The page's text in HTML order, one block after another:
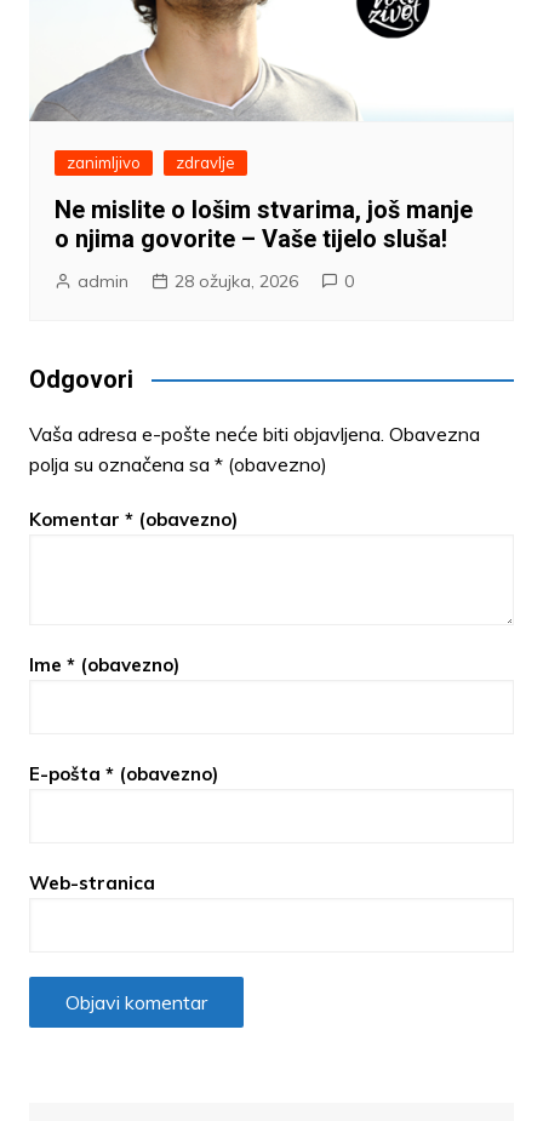
zanimljivo zdravlje
Ne mislite o lošim stvarima, još manje
o njima govorite – Vaše tijelo sluša!
admin 28 ožujka, 2026 0
Odgovori
Vaša adresa e-pošte neće biti objavljena. Obavezna
polja su označena sa * (obavezno)
Komentar * (obavezno)
Ime * (obavezno)
E-pošta * (obavezno)
Web-stranica